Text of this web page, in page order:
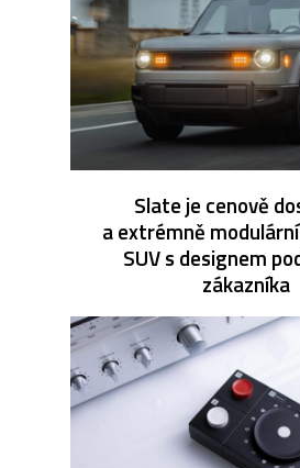
Slate je cenově
a extrémně
SUV s designem
zákazníka